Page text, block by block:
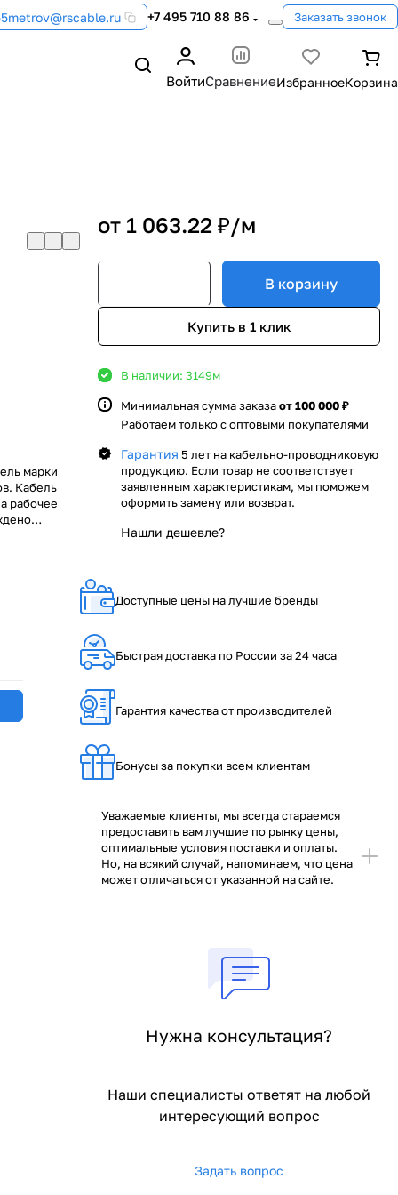
+7 495 710 88 86 Заказать звонок
ВойтиСравнение
марки
Кабель
рабочее
от 1 063.22 ₽/м
В корзину
Купить в 1 клик
В наличии: 3149м
Минимальная сумма заказаот 100 000 ₽
Работаем только с оптовыми покупателями
Гарантия 5 лет на кабельно-проводниковую
продукцию. Если товар не соответствует
заявленным характеристикам, мы поможем
оформить замену или возврат.
Нашли дешевле?
Доступные цены на лучшие бренды
Быстрая доставка по России за 24 часа
Гарантия качества от производителей
Бонусы за покупки всем клиентам
Уважаемые клиенты, мы всегда стараемся
предоставить вам лучшие по рынку цены,
оптимальные условия поставки и оплаты.
Но, на всякий случай, напоминаем, что цена
может отличаться от указанной на сайте.
Нужна консультация?
Наши специалисты ответят на любой
интересующий вопрос
Задать вопрос